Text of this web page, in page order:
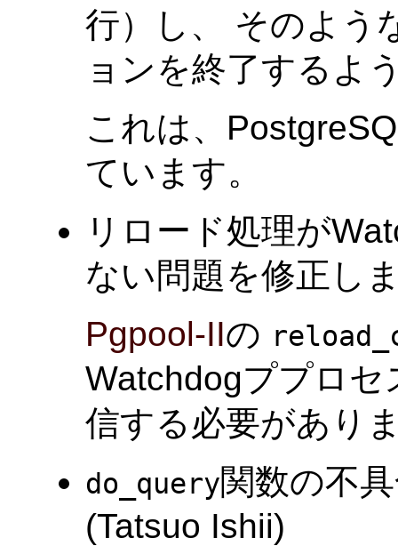
行）し、 そのよう
ョンを終了するよ
これは、
ています。
リロード処理が
ない問題を修正し
Pgpool-IIの
Watchdogププロ
信する必要があり
do_query関数の不
(Tatsuo Ishii)